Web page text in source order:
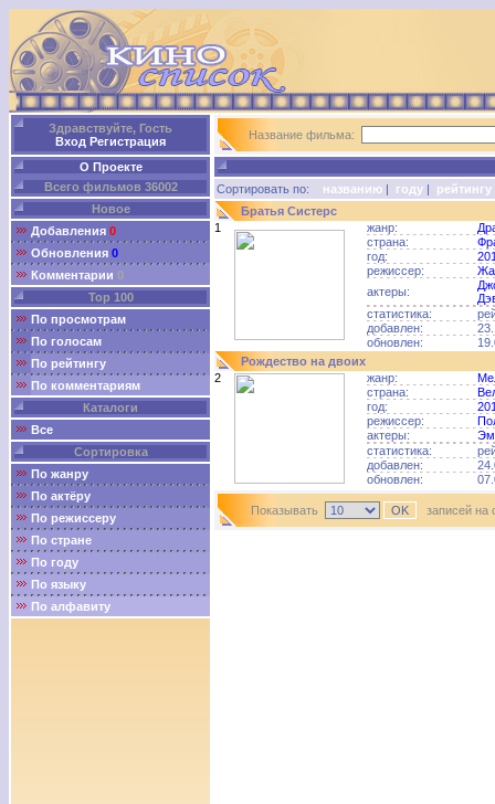
Здравствуйте, Гость
Вход Регистрация
О Проекте
Всего фильмов 36002
Новое
Добавления 0
Обновления 0
Комментарии 0
Top 100
По просмотрам
По голосам
По рейтингу
По комментариям
Каталоги
Все
Сортировка
По жанру
По актёру
По режиссеру
По стране
По году
По языку
По алфавиту
Название фильма:
Сортировать по: названию | году | рейтингу
Братья Систерс
1
жанр:
страна:
год:
режиссер:
актеры:
статистика:
добавлен:
обновлен:
Рождество на двоих
2
жанр:
страна:
год:
режиссер:
актеры:
статистика:
добавлен:
обновлен:
Показывать записей на